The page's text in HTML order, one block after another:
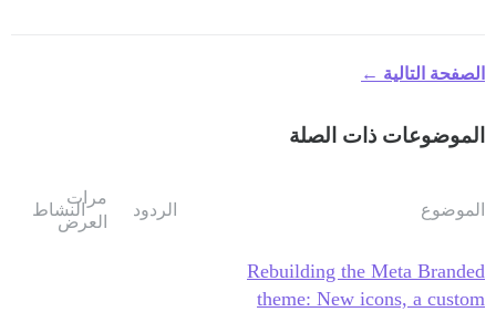
الصفحة التالية ←
الموضوعات ذات الصلة
الموضوع الردود
مرات
العرض
النشاط
Rebuilding the Meta Branded
theme: New icons, a custom